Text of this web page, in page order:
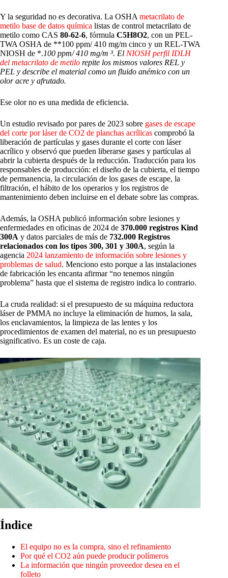
Y la seguridad no es decorativa. La OSHA metacrilato de
metilo base de datos química listas de control metacrilato de
metilo como CAS 80-62-6, fórmula C5H8O2, con un PEL-
TWA OSHA de **100 ppm/ 410 mg/m cinco y un REL-TWA
NIOSH de *.100 ppm/ 410 mg/m ³. El NIOSH perfil IDLH
del metacrilato de metilo repite los mismos valores REL y
PEL y describe el material como un fluido anémico con un
olor acre y afrutado.
Ese olor no es una medida de eficiencia.
Un estudio revisado por pares de 2023 sobre gases de escape
del corte por láser de CO2 de planchas acrílicas comprobó la
liberación de partículas y gases durante el corte con láser
acrílico y observó que pueden liberarse gases y partículas al
abrir la cubierta después de la reducción. Traducción para los
responsables de producción: el diseño de la cubierta, el tiempo
de permanencia, la circulación de los gases de escape, la
filtración, el hábito de los operarios y los registros de
mantenimiento deben incluirse en el debate sobre las compras.
Además, la OSHA publicó información sobre lesiones y
enfermedades en oficinas de 2024 de 370.000 registros Kind
300A y datos parciales de más de 732.000 Registros
relacionados con los tipos 300, 301 y 300A, según la
agencia 2024 lanzamiento de información sobre lesiones y
problemas de salud. Menciono esto porque a las instalaciones
de fabricación les encanta afirmar “no tenemos ningún
problema” hasta que el sistema de registro indica lo contrario.
La cruda realidad: si el presupuesto de su máquina reductora
láser de PMMA no incluye la eliminación de humos, la sala,
los enclavamientos, la limpieza de las lentes y los
procedimientos de examen del material, no es un presupuesto
significativo. Es un coste de caja.
Índice
El equipo no es la compra, sino el refinamiento
Por qué el CO2 aún puede producir polímeros
La información que ningún proveedor desea en el
folleto